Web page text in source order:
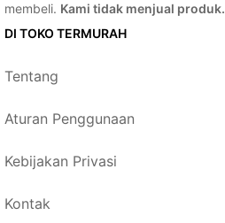
membeli. Kami tidak menjual produk.
DI TOKO TERMURAH
Tentang
Aturan Penggunaan
Kebijakan Privasi
Kontak